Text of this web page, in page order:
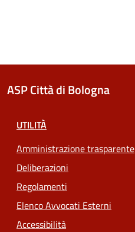
ASP Città di Bologna
UTILITÀ
Amministrazione trasparente
Deliberazioni
Regolamenti
Elenco Avvocati Esterni
Accessibilità